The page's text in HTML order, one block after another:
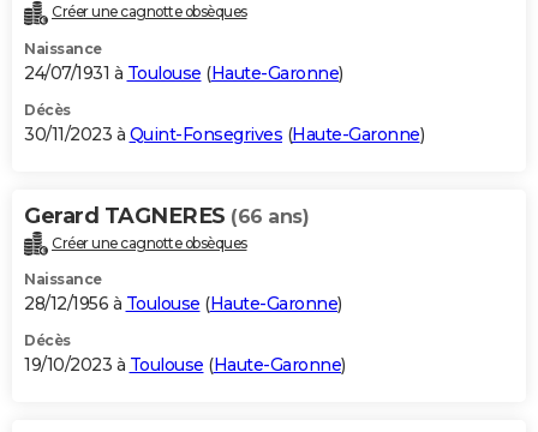
Créer une cagnotte obsèques
Naissance
24/07/1931 à Toulouse (Haute-Garonne)
Décès
30/11/2023 à Quint-Fonsegrives (Haute-Garonne)
Gerard TAGNERES (66 ans)
Créer une cagnotte obsèques
Naissance
28/12/1956 à Toulouse (Haute-Garonne)
Décès
19/10/2023 à Toulouse (Haute-Garonne)